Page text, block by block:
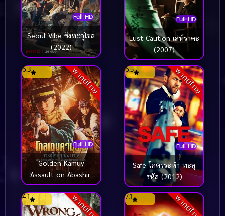
Full HD
Seoul Vibe ซิ่งทะลุโซล
(2022)
Full HD
Lust Caution เล่ห์ราคะ
(2007)
พากย์ไทย
Full HD
6.3
Golden Kamuy
Assault on Abashiri
Prison โกลเดนคามุย
การจู่โจมคุกอะบาชิริ
(2026)
พากย์ไทย
Full HD
6.5
Safe โคตรระห่ำ ทะลุ
รหัส (2012)
พากย์ไทย
4.1 พากย์ไทย
7.1